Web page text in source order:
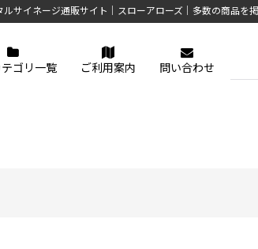
ルサイネージ通販サイト｜スローアローズ｜多数の商品を
ゴリ一覧 ご利用案内 問い合わせ